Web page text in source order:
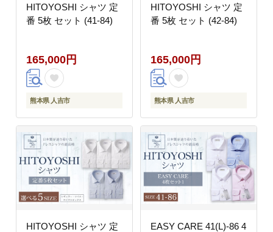
HITOYOSHI シャツ 定
番 5枚 セット (41-84)
165,000円
熊本県 人吉市
HITOYOSHI シャツ 定
番 5枚 セット (42-84)
165,000円
熊本県 人吉市
HITOYOSHI シャツ 定
EASY CARE 41(L)-86 4